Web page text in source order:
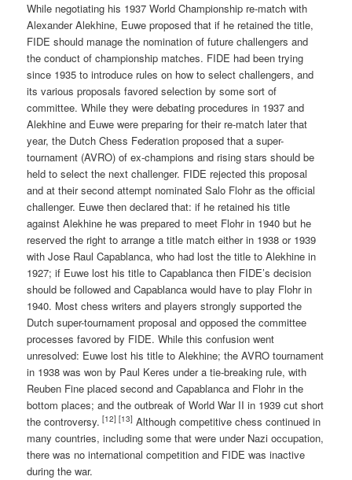
While negotiating his 1937 World Championship re-match with
Alexander Alekhine, Euwe proposed that if he retained the title,
FIDE should manage the nomination of future challengers and
the conduct of championship matches. FIDE had been trying
since 1935 to introduce rules on how to select challengers, and
its various proposals favored selection by some sort of
committee. While they were debating procedures in 1937 and
Alekhine and Euwe were preparing for their re-match later that
year, the Dutch Chess Federation proposed that a super-
tournament (AVRO) of ex-champions and rising stars should be
held to select the next challenger. FIDE rejected this proposal
and at their second attempt nominated Salo Flohr as the official
challenger. Euwe then declared that: if he retained his title
against Alekhine he was prepared to meet Flohr in 1940 but he
reserved the right to arrange a title match either in 1938 or 1939
with Jose Raul Capablanca, who had lost the title to Alekhine in
1927; if Euwe lost his title to Capablanca then FIDE’s decision
should be followed and Capablanca would have to play Flohr in
1940. Most chess writers and players strongly supported the
Dutch super-tournament proposal and opposed the committee
processes favored by FIDE. While this confusion went
unresolved: Euwe lost his title to Alekhine; the AVRO tournament
in 1938 was won by Paul Keres under a tie-breaking rule, with
Reuben Fine placed second and Capablanca and Flohr in the
bottom places; and the outbreak of World War II in 1939 cut short
the controversy. [12] [13] Although competitive chess continued in
many countries, including some that were under Nazi occupation,
there was no international competition and FIDE was inactive
during the war.